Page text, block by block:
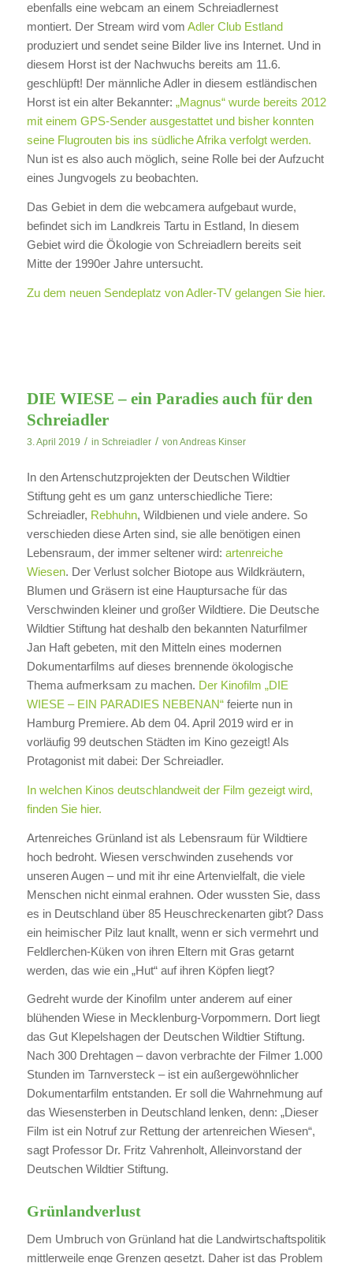
ebenfalls eine webcam an einem Schreiadlernest
montiert. Der Stream wird vom Adler Club Estland
produziert und sendet seine Bilder live ins Internet. Und in
diesem Horst ist der Nachwuchs bereits am 11.6.
geschlüpft! Der männliche Adler in diesem estländischen
Horst ist ein alter Bekannter: „Magnus“ wurde bereits 2012
mit einem GPS-Sender ausgestattet und bisher konnten
seine Flugrouten bis ins südliche Afrika verfolgt werden.
Nun ist es also auch möglich, seine Rolle bei der Aufzucht
eines Jungvogels zu beobachten.
Das Gebiet in dem die webcamera aufgebaut wurde,
befindet sich im Landkreis Tartu in Estland, In diesem
Gebiet wird die Ökologie von Schreiadlern bereits seit
Mitte der 1990er Jahre untersucht.
Zu dem neuen Sendeplatz von Adler-TV gelangen Sie hier.
DIE WIESE – ein Paradies auch für den
Schreiadler
3. April 2019 / in Schreiadler / von Andreas Kinser
In den Artenschutzprojekten der Deutschen Wildtier
Stiftung geht es um ganz unterschiedliche Tiere:
Schreiadler, Rebhuhn, Wildbienen und viele andere. So
verschieden diese Arten sind, sie alle benötigen einen
Lebensraum, der immer seltener wird: artenreiche
Wiesen. Der Verlust solcher Biotope aus Wildkräutern,
Blumen und Gräsern ist eine Hauptursache für das
Verschwinden kleiner und großer Wildtiere. Die Deutsche
Wildtier Stiftung hat deshalb den bekannten Naturfilmer
Jan Haft gebeten, mit den Mitteln eines modernen
Dokumentarfilms auf dieses brennende ökologische
Thema aufmerksam zu machen. Der Kinofilm „DIE
WIESE – EIN PARADIES NEBENAN“feierte nun in
Hamburg Premiere. Ab dem 04. April 2019 wird er in
vorläufig 99 deutschen Städten im Kino gezeigt! Als
Protagonist mit dabei: Der Schreiadler.
In welchen Kinos deutschlandweit der Film gezeigt wird,
finden Sie hier.
Artenreiches Grünland ist als Lebensraum für Wildtiere
hoch bedroht. Wiesen verschwinden zusehends vor
unseren Augen – und mit ihr eine Artenvielfalt, die viele
Menschen nicht einmal erahnen. Oder wussten Sie, dass
es in Deutschland über 85 Heuschreckenarten gibt? Dass
ein heimischer Pilz laut knallt, wenn er sich vermehrt und
Feldlerchen-Küken von ihren Eltern mit Gras getarnt
werden, das wie ein „Hut“ auf ihren Köpfen liegt?
Gedreht wurde der Kinofilm unter anderem auf einer
blühenden Wiese in Mecklenburg-Vorpommern. Dort liegt
das Gut Klepelshagen der Deutschen Wildtier Stiftung.
Nach 300 Drehtagen – davon verbrachte der Filmer 1.000
Stunden im Tarnversteck – ist ein außergewöhnlicher
Dokumentarfilm entstanden. Er soll die Wahrnehmung auf
das Wiesensterben in Deutschland lenken, denn: „Dieser
Film ist ein Notruf zur Rettung der artenreichen Wiesen“,
sagt Professor Dr. Fritz Vahrenholt, Alleinvorstand der
Deutschen Wildtier Stiftung.
Grünlandverlust
Dem Umbruch von Grünland hat die Landwirtschaftspolitik
mittlerweile enge Grenzen gesetzt. Daher ist das Problem